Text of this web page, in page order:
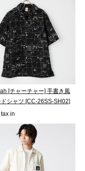
[チャーチャー] 手書き風
シャツ [CC-26SS-SH02]
in